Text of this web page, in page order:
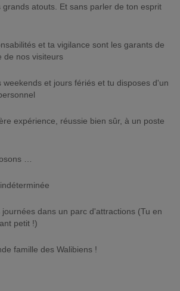
grands atouts. Et sans parler de ton esprit
et ta vigilance sont les garants de
de nos visiteurs
weekends et jours fériés et tu disposes d'un
expérience, réussie bien sûr, à un poste
…
journées dans un parc d'attractions (Tu en
petit !)
famille des Walibiens !